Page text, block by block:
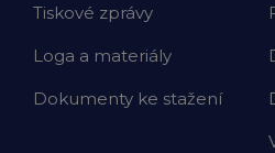
Tiskové zprávy
Loga a materiály
Dokumenty ke stažení